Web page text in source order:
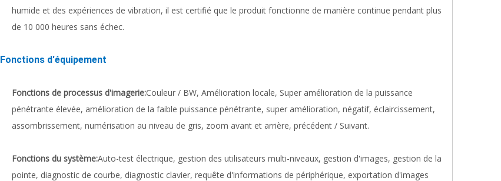
humide et des expériences de vibration, il est certifié que le produit fonctionne de manière continue pendant plus
de 10 000 heures sans échec.
Fonctions d'équipement
Fonctions de processus d'imagerie:Couleur / BW, Amélioration locale, Super amélioration de la puissance
pénétrante élevée, amélioration de la faible puissance pénétrante, super amélioration, négatif, éclaircissement,
assombrissement, numérisation au niveau de gris, zoom avant et arrière, précédent / Suivant.
Fonctions du système:Auto-test électrique, gestion des utilisateurs multi-niveaux, gestion d'images, gestion de la
pointe, diagnostic de courbe, diagnostic clavier, requête d'informations de périphérique, exportation d'images